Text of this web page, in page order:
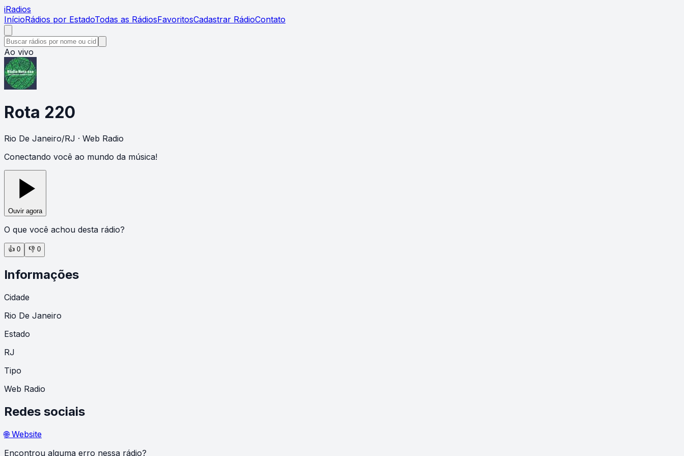
iRadios
InícioRádios por EstadoTodas as RádiosFavoritosCadastrar RádioContato
Ao vivo
Rota 220
Rio De Janeiro/RJ · Web Radio
Conectando você ao mundo da música!
Ouvir agora
O que você achou desta rádio?
👍 0 👎 0
Informações
Cidade
Rio De Janeiro
Estado
RJ
Tipo
Web Radio
Redes sociais
🌐 Website
Encontrou alguma erro nessa rádio?